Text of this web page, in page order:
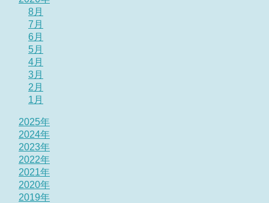
8月
7月
6月
5月
4月
3月
2月
1月
2025年
2024年
2023年
2022年
2021年
2020年
2019年